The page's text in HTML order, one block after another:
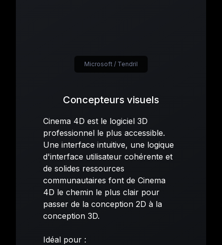
Concepteurs visuels
Cinema 4D est le logiciel 3D
professionnel le plus accessible.
Une interface intuitive, une logique
d'interface utilisateur cohérente et
de solides ressources
communautaires font de Cinema
4D le chemin le plus clair pour
passer de la conception 2D à la
conception 3D.
Idéal pour :
Microsoft / Tendril